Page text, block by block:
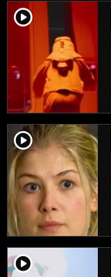
player2
player2
player2